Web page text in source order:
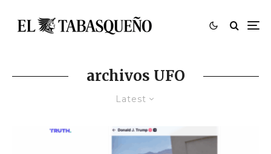
archivos UFO
Latest